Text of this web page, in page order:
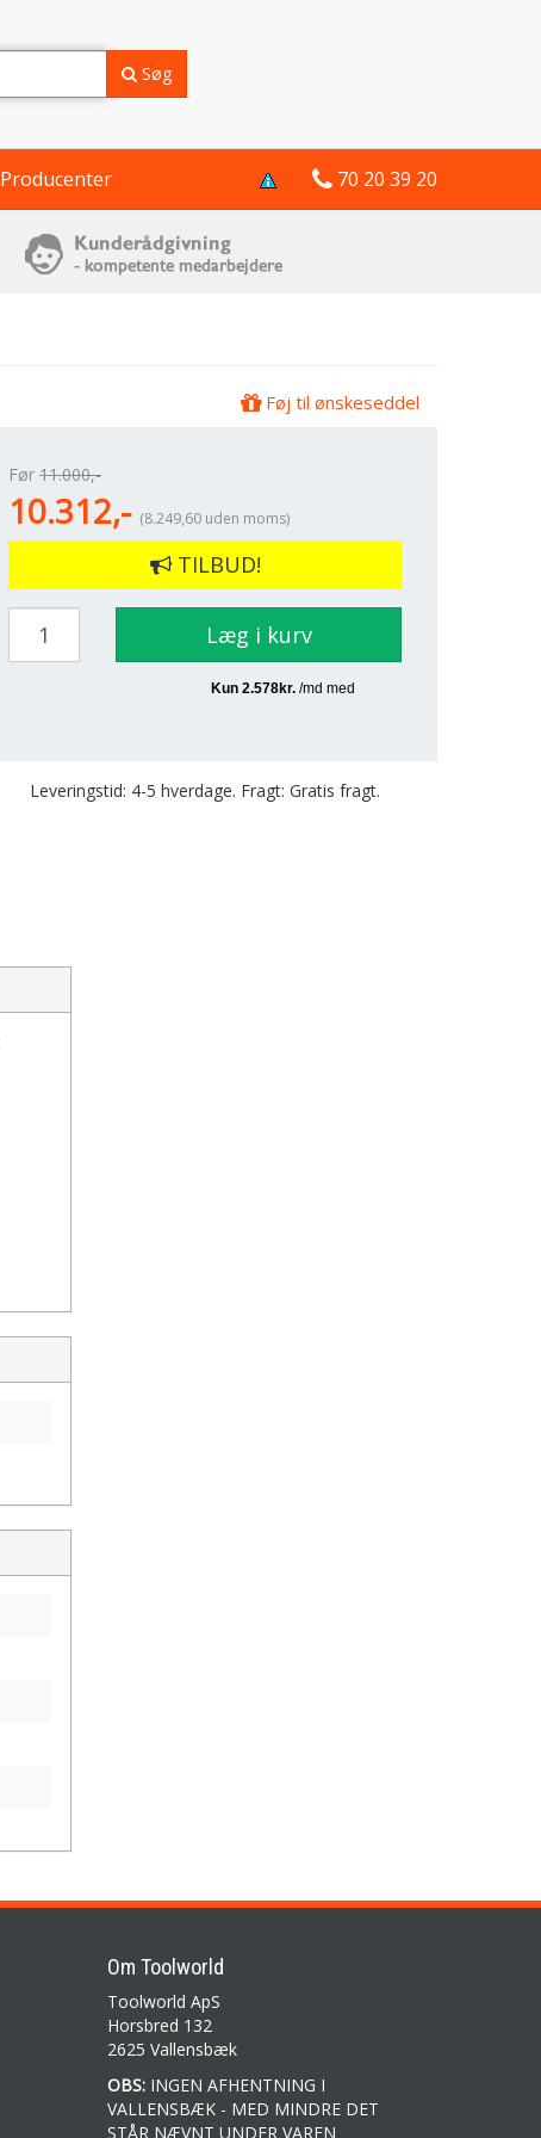
Søg
Producenter 70 20 39 20
Føj til ønskeseddel
Før 11.000,-
10.312,- (8.249,60 uden moms)
TILBUD!
Læg i kurv
Leveringstid: 4-5 hverdage. Fragt: Gratis fragt.
Om Toolworld
Toolworld ApS
Horsbred 132
2625 Vallensbæk
OBS:INGEN AFHENTNING I
VALLENSBÆK - MED MINDRE DET
STÅR NÆVNT UNDER VAREN